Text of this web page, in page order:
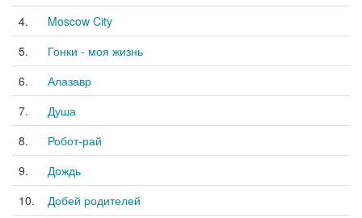
4.
Moscow City
5.
Гонки - моя жизнь
6.
Алазавр
7.
Душа
8.
Робот-рай
9.
Дождь
10.
Добей родителей